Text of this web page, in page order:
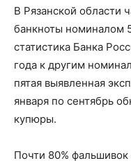
В Рязанской области
банкноты номиналом
статистика Банка
года к другим
пятая выявленная
января по сентябрь
купюры.
Почти 80%